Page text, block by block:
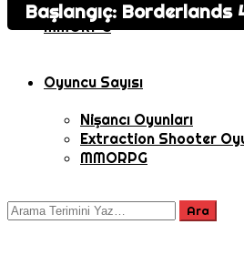
MMORPG
Oyuncu Sayısı
Nişancı Oyunları
Extraction Shooter
MMORPG
Başlangıç: Borderlands